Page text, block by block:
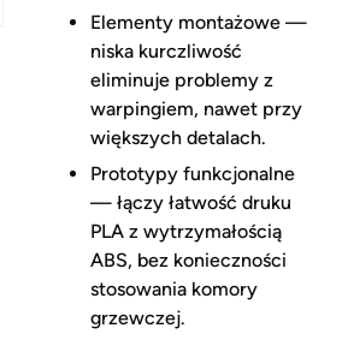
Elementy montażowe —
niska kurczliwość
eliminuje problemy z
warpingiem, nawet przy
większych detalach.
Prototypy funkcjonalne
— łączy łatwość druku
PLA z wytrzymałością
ABS, bez konieczności
stosowania komory
grzewczej.